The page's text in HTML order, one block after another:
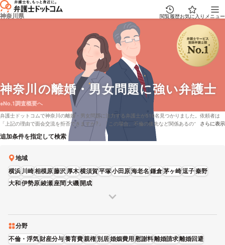
神奈川県 閲覧履歴お気に入り メニュー
神奈川の離婚・男女問題に強い弁護士
※No.1調査概要へ
弁護士ドットコムで神奈川の離婚・男女問題に注力する弁護士が519名見つかりました。依頼者は
「上記の理由で面会交流を拒否できますか?」「この場合、不倫の後先など関係あるのでしょう
か?」といった質問をもっております。弁護士ドットコムでは神奈川で着手金無料で応対している弁
護士や弁護士費用を分割払いで受け付けしてくれる弁護士など、さまざまなニーズ別で探すことが
チェックしたけれど、神奈川周辺の法律事務所の弁護士を実績で検討したい」などの要望にも応え
ることができます。弁護士の中には「弁護士として、ご依頼者の納得のいく解決を第一に考え、全
力でサポート致します。」とおっしゃる方もいます。離婚・男女問題で心配事がある方は弁護士
ドットコムに登録全弁護士22,842人から、営業時間や資格などの条件を考慮して、希望に適した弁
護士に相談をしてみることをおすすめします。
説明文の
さらに表示
追加条件を指定して検索
地域
横浜川崎相模原藤沢厚木横須賀平塚小田原海老名鎌倉茅ヶ崎逗子秦野
大和伊勢原綾瀬座間大磯開成
分野
不倫・浮気財産分与養育費親権別居婚姻費用慰謝料離婚請求離婚回避